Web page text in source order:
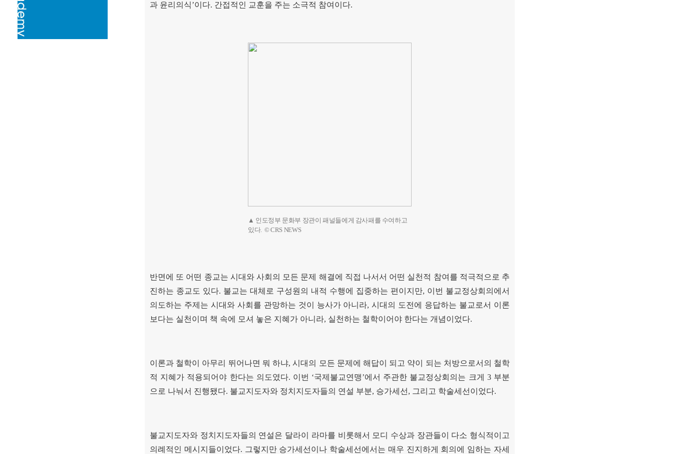
과 윤리의식’이다. 간접적인 교훈을 주는 소극적 참여이다.
▲ 인도정부 문화부 장관이 패널들에게 감사패를 수여하고
있다. © CRS NEWS
반면에 또 어떤 종교는 시대와 사회의 모든 문제 해결에 직접 나서서 어떤 실천적 참여를 적극적으로 추
진하는 종교도 있다. 불교는 대체로 구성원의 내적 수행에 집중하는 편이지만, 이번 불교정상회의에서
의도하는 주제는 시대와 사회를 관망하는 것이 능사가 아니라,시대의 도전에 응답하는 불교로서 이론
보다는 실천이며 책 속에 모셔 놓은 지혜가 아니라, 실천하는 철학이어야 한다는 개념이었다.
이론과 철학이 아무리 뛰어나면 뭐 하냐,시대의 모든 문제에 해답이 되고 약이 되는 처방으로서의 철학
적 지혜가 적용되어야 한다는 의도였다. 이번 ‘국제불교연맹’에서 주관한 불교정상회의는 크게 3 부분
으로 나눠서 진행됐다. 불교지도자와 정치지도자들의 연설 부분, 승가세선 , 그리고 학술세선이었다.
불교지도자와 정치지도자들의 연설은 달라이 라마를 비롯해서 모디 수상과 장관들이 다소 형식적이고
의례적인 메시지들이었다. 그렇지만 승가세선이나 학술세선에서는 매우 진지하게 회의에 임하는 자세